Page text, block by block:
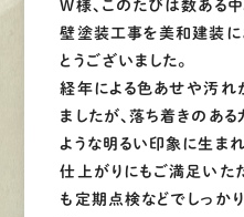
W様、このたびは数ある
壁塗装工事を美和建装に
とうございました。
経年による色あせや汚れ
ましたが、落ち着きのあ
ような明るい印象に生まれ
仕上がりにもご満足いた
も定期点検などでしっか